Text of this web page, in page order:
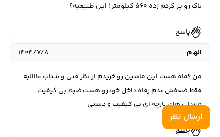
باک رو پر کردم زده ۵۶۰ کیلومتر ! این طبیعیه؟
پاسخ
الهام
۱۴۰۴/۷/۸
من ٦ماه هست اين ماشين رو خريدم از نظر فني و شتاب عاااليه
فقط ضعفش عدم رفاه داخل خودرو هست ضبط بي كيفيت
صندلي هاي پارچه اي بي كيفيت و دستي
پاسخ
ارسال نظر